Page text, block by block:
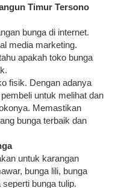
Timur Tersono
bunga di internet.
media marketing.
apakah toko bunga
fisik. Dengan adanya
untuk melihat dan
Memastikan
bunga terbaik dan
untuk karangan
bunga lili, bunga
bunga tulip.